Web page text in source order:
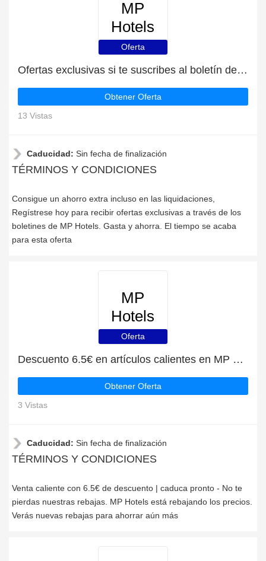
MP
Hotels
Oferta
Ofertas exclusivas si te suscribes al boletín de MP Hotels
Obtener Oferta
13 Vistas
Caducidad: Sin fecha de finalización
TÉRMINOS Y CONDICIONES
Consigue un ahorro extra incluso en las liquidaciones,
Regístrese hoy para recibir ofertas exclusivas a través de los
boletines de MP Hotels. Gasta y ahorra. El tiempo se acaba
para esta oferta
MP
Hotels
Oferta
Descuento 6.5€ en artículos calientes en MP Hotels
Obtener Oferta
3 Vistas
Caducidad: Sin fecha de finalización
TÉRMINOS Y CONDICIONES
Venta caliente con 6.5€ de descuento | caduca pronto - No te
pierdas nuestras rebajas. MP Hotels está rebajando los precios.
Verás nuevas rebajas para ahorrar aún más